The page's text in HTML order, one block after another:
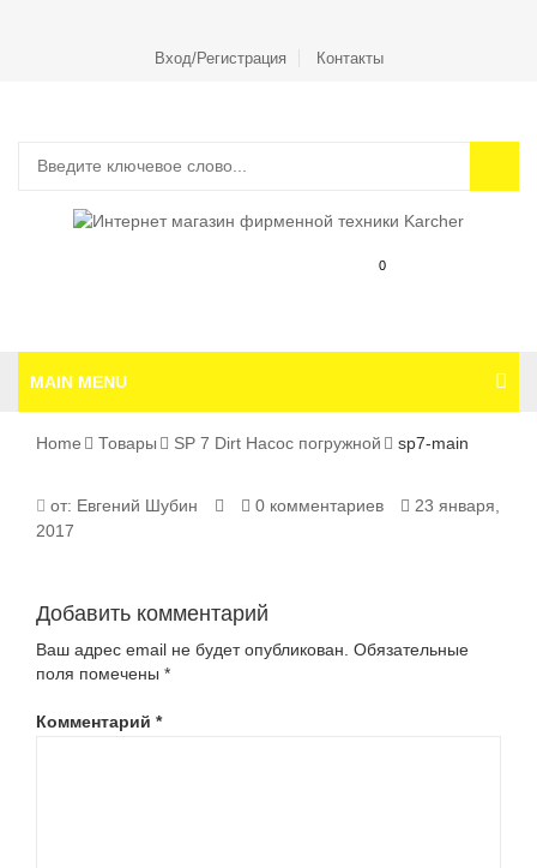
Вход/Регистрация Контакты
0
MAIN MENU
Home Товары SP 7 Dirt Насос погружной sp7-main
SP7-
от: Евгений Шубин 0 комментариев
23 января,
2017
Добавить комментарий
Ваш адрес email не будет опубликован. Обязательные
поля помечены *
Комментарий *